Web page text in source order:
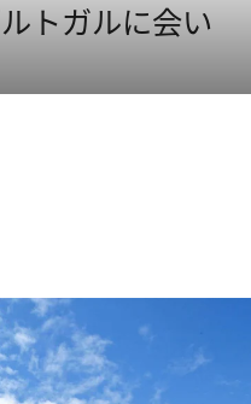
トガルに会い